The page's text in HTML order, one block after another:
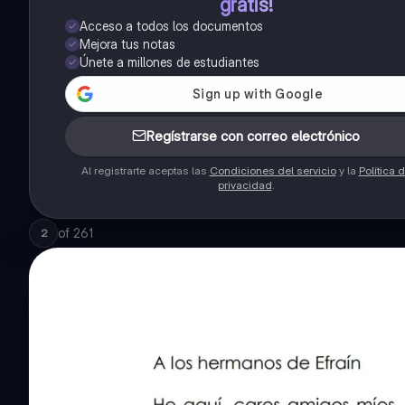
gratis!
Acceso a todos los documentos
Mejora tus notas
Únete a millones de estudiantes
Regístrarse con correo electrónico
Al registrarte aceptas las Condiciones del servicioy la Política
privacidad.
2 of 261